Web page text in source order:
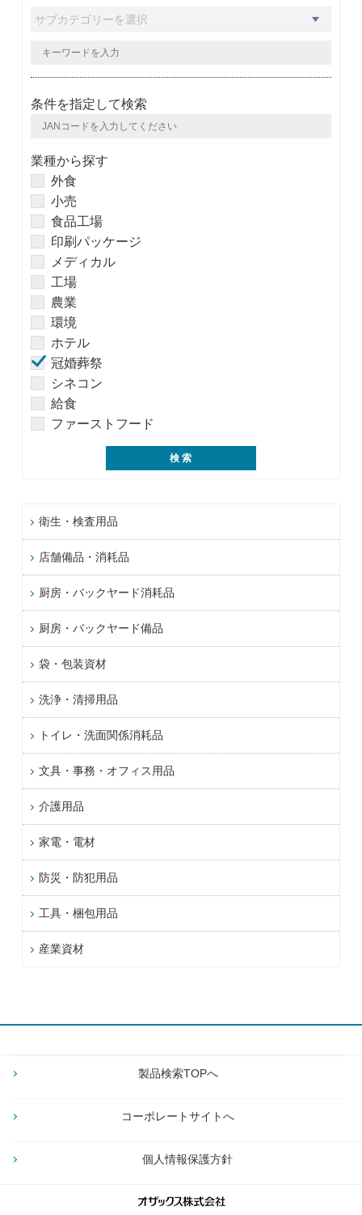
条件を指定して検索
業種から探す
外食
小売
食品工場
印刷パッケージ
メディカル
工場
農業
環境
ホテル
冠婚葬祭
シネコン
給食
ファーストフード
衛生・検査用品
店舗備品・消耗品
厨房・バックヤード消耗品
厨房・バックヤード備品
袋・包装資材
洗浄・清掃用品
トイレ・洗面関係消耗品
文具・事務・オフィス用品
介護用品
家電・電材
防災・防犯用品
工具・梱包用品
産業資材
製品検索TOPへ
コーポレートサイトへ
個人情報保護方針